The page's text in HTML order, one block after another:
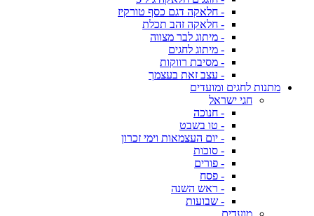
- חלאקה דגם כסף טורקיז
- חלאקה זהב תכלת
- מיתוג לבר מצווה
- מיתוג לחגים
- מסיבת רווקות
- עצב זאת בעצמך
מתנות לחגים ומועדים
חגי ישראל
- חנוכה
- טו בשבט
- יום העצמאות וימי זכרון
- סוכות
- פורים
- פסח
- ראש השנה
- שבועות
מועדים